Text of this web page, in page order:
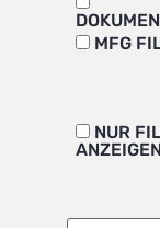
MFG
NUR
ANZEIGEN